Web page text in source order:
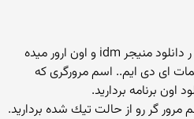
ای دی ایم.. اسم مرورگری كه
اون برنامه بردارید.
گر رو از حالت تیك شده بردارید.